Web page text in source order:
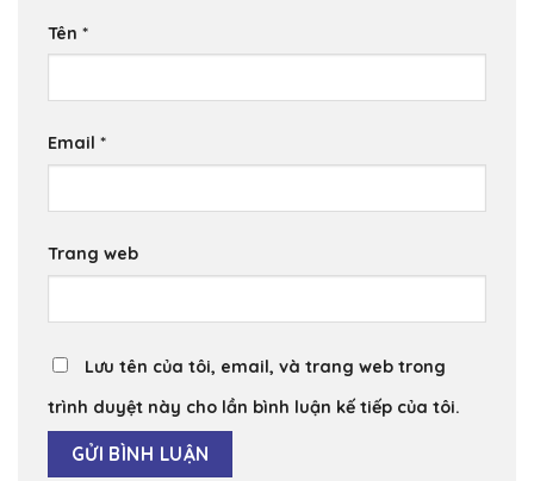
Tên *
Email *
Trang web
Lưu tên của tôi, email, và trang web trong
trình duyệt này cho lần bình luận kế tiếp của tôi.